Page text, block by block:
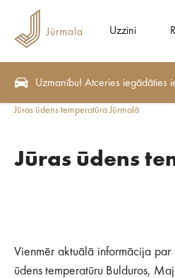
Uzzini
Uzmanību! Atceries iegādāties
Jūras ūdens temperatūra Jūrmalā
Jūras ūdens
Vienmēr aktuālā informācija par
ūdens temperatūru Bulduros,